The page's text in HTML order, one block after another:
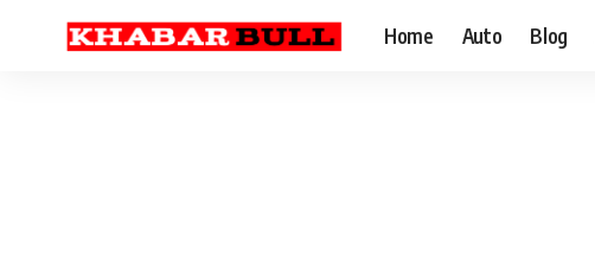
Home Auto Blog